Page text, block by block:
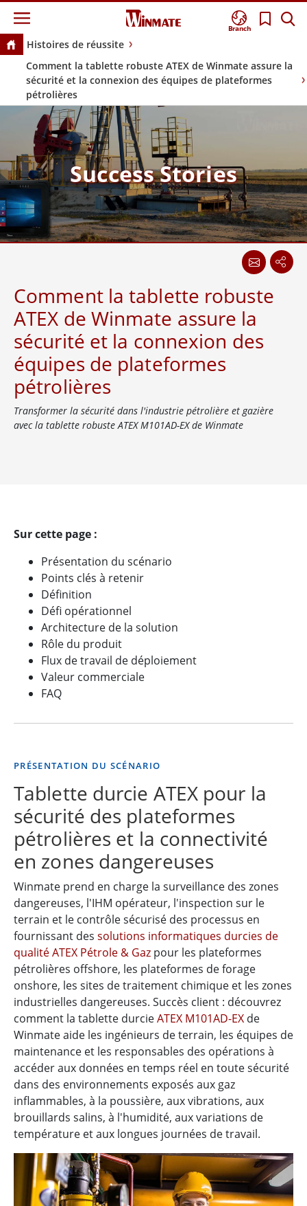
Branch
Histoires de réussite
Comment la tablette robuste ATEX de Winmate assure la
sécurité et la connexion des équipes de plateformes
pétrolières
Success Stories
Comment la tablette robuste
ATEX de Winmate assure la
sécurité et la connexion des
équipes de plateformes
pétrolières
Transformer la sécurité dans l'industrie pétrolière et gazière
avec la tablette robuste ATEX M101AD-EX de Winmate
Sur cette page :
Présentation du scénario
Points clés à retenir
Définition
Défi opérationnel
Architecture de la solution
Rôle du produit
Flux de travail de déploiement
Valeur commerciale
FAQ
PRÉSENTATION DU SCÉNARIO
Tablette durcie ATEX pour la
sécurité des plateformes
pétrolières et la connectivité
en zones dangereuses
Winmate prend en charge la surveillance des zones
dangereuses, l'IHM opérateur, l'inspection sur le
terrain et le contrôle sécurisé des processus en
fournissant des solutions informatiques durcies de
qualité ATEX Pétrole & Gaz pour les plateformes
pétrolières offshore, les plateformes de forage
onshore, les sites de traitement chimique et les zones
industrielles dangereuses. Succès client : découvrez
comment la tablette durcieATEX M101AD-EX de
Winmate aide les ingénieurs de terrain, les équipes de
maintenance et les responsables des opérations à
accéder aux données en temps réel en toute sécurité
dans des environnements exposés aux gaz
inflammables, à la poussière, aux vibrations, aux
brouillards salins, à l'humidité, aux variations de
température et aux longues journées de travail.